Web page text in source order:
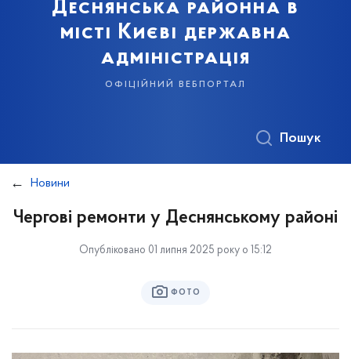
Деснянська районна в
місті Києві державна
адміністрація
офіційний вебпортал
Пошук
Новини
Чергові ремонти у Деснянському районі
Опубліковано 01 липня 2025 року о 15:12
ФОТО